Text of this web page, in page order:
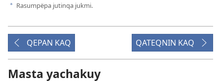
a Rasumpëpa jutinqa jukmi.
QEPAN KAQ QATEQNIN KAQ
Masta yachakuy